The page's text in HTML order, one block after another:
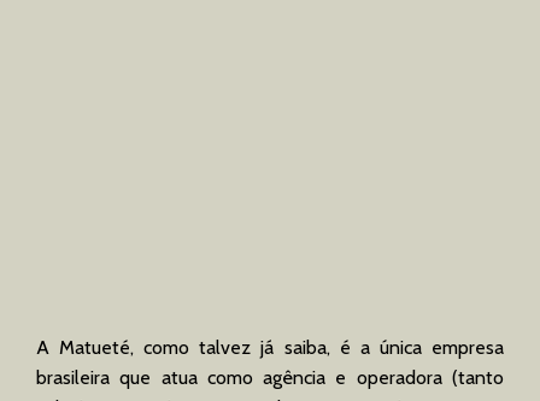
A Matueté, como talvez já saiba, é a única empresa
brasileira que atua como agência e operadora (tanto